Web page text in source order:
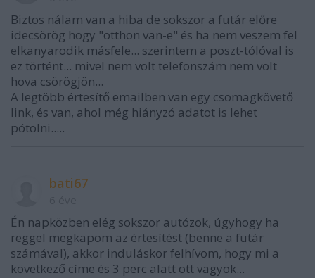
Biztos nálam van a hiba de sokszor a futár előre
idecsörög hogy "otthon van-e" és ha nem veszem fel
elkanyarodik másfele... szerintem a poszt-tólóval is
ez történt... mivel nem volt telefonszám nem volt
hova csörögjön...
A legtöbb értesítő emailben van egy csomagkövető
link, és van, ahol még hiányzó adatot is lehet
pótolni.....
bati67
Én napközben elég sokszor autózok, úgyhogy ha
reggel megkapom az értesítést (benne a futár
számával), akkor induláskor felhívom, hogy mi a
következő címe és 3 perc alatt ott vagyok...